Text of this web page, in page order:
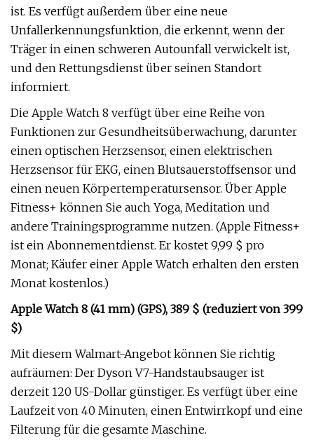
ist. Es verfügt außerdem über eine neue
Unfallerkennungsfunktion, die erkennt, wenn der
Träger in einen schweren Autounfall verwickelt ist,
und den Rettungsdienst über seinen Standort
informiert.
Die Apple Watch 8 verfügt über eine Reihe von
Funktionen zur Gesundheitsüberwachung, darunter
einen optischen Herzsensor, einen elektrischen
Herzsensor für EKG, einen Blutsauerstoffsensor und
einen neuen Körpertemperatursensor. Über Apple
Fitness+ können Sie auch Yoga, Meditation und
andere Trainingsprogramme nutzen. (Apple Fitness+
ist ein Abonnementdienst. Er kostet 9,99 $ pro
Monat; Käufer einer Apple Watch erhalten den ersten
Monat kostenlos.)
Apple Watch 8 (41 mm) (GPS), 389 $ (reduziert von 399
$)
Mit diesem Walmart-Angebot können Sie richtig
aufräumen: Der Dyson V7-Handstaubsauger ist
derzeit 120 US-Dollar günstiger. Es verfügt über eine
Laufzeit von 40 Minuten, einen Entwirrkopf und eine
Filterung für die gesamte Maschine.